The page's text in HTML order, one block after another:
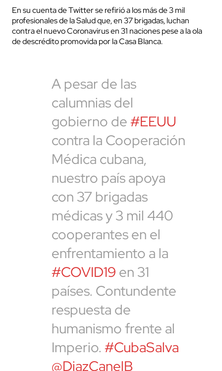
En su cuenta de Twitter se refirió a los más de 3 mil
profesionales de la Salud que, en 37 brigadas, luchan
contra el nuevo Coronavirus en 31 naciones pese a la ola
de descrédito promovida por la Casa Blanca.
A pesar de las
calumnias del
gobierno de#EEUU
contra la Cooperación
Médica cubana,
nuestro país apoya
con 37 brigadas
médicas y 3 mil 440
cooperantes en el
enfrentamiento a la
#COVID19 en 31
países. Contundente
respuesta de
humanismo frente al
Imperio. #CubaSalva
@DiazCanelB